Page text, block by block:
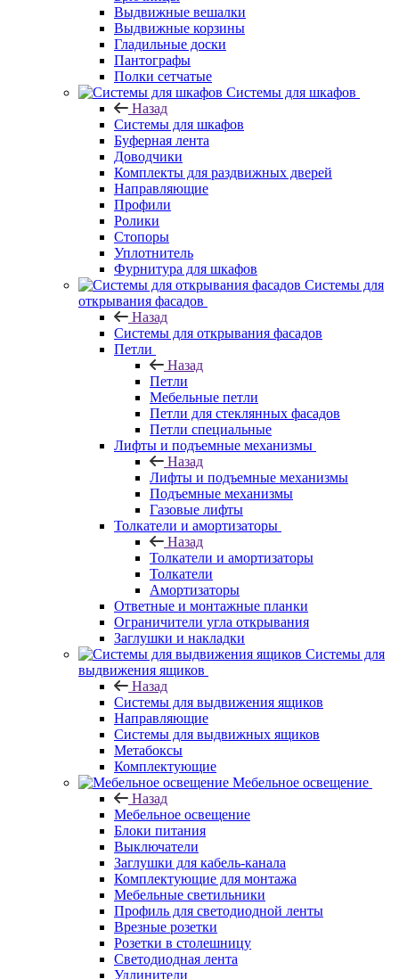
Выдвижные вешалки
Выдвижные корзины
Гладильные доски
Пантографы
Полки сетчатые
Системы для шкафов
Назад
Системы для шкафов
Буферная лента
Доводчики
Комплекты для раздвижных дверей
Направляющие
Профили
Ролики
Стопоры
Уплотнитель
Фурнитура для шкафов
Системы для
открывания фасадов
Назад
Системы для открывания фасадов
Петли
Назад
Петли
Мебельные петли
Петли для стеклянных фасадов
Петли специальные
Лифты и подъемные механизмы
Назад
Лифты и подъемные механизмы
Подъемные механизмы
Газовые лифты
Толкатели и амортизаторы
Назад
Толкатели и амортизаторы
Толкатели
Амортизаторы
Ответные и монтажные планки
Ограничители угла открывания
Заглушки и накладки
Системы для
выдвижения ящиков
Назад
Системы для выдвижения ящиков
Направляющие
Системы для выдвижных ящиков
Метабоксы
Комплектующие
Мебельное освещение
Назад
Мебельное освещение
Блоки питания
Выключатели
Заглушки для кабель-канала
Комплектующие для монтажа
Мебельные светильники
Профиль для светодиодной ленты
Врезные розетки
Розетки в столешницу
Светодиодная лента
Удлинители